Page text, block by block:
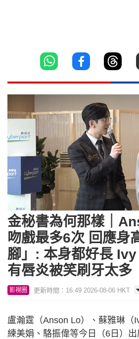
UnmuteLoaded
5.90%
金秘書為何那樣｜
吻戲最多6次 回應身
腳」: 本身都好長
有唇炎被笑刷牙太多
影視圈 更新時間：16:49 2026-08-06 HKT
盧瀚霆（Anson Lo）、蘇雅琳（
練美娟、駱振偉等今日（6日）